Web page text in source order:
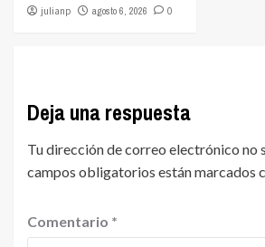
julianp agosto 6, 2026 0
Deja una respuesta
Tu dirección de correo electrónico no
campos obligatorios están marcados
Comentario *